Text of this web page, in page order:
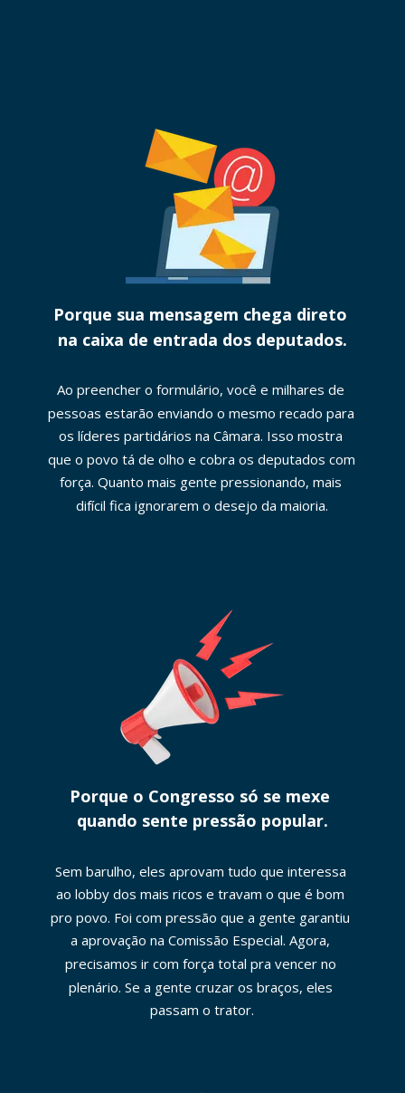
Porque sua mensagem chega direto
na caixa de entrada dos deputados.
Ao preencher o formulário, você e milhares de
pessoas estarão enviando o mesmo recado para
os líderes partidários na Câmara. Isso mostra
que o povo tá de olho e cobra os deputados com
força. Quanto mais gente pressionando, mais
difícil fica ignorarem o desejo da maioria.
Porque o Congresso só se mexe
quando sente pressão popular.
Sem barulho, eles aprovam tudo que interessa
ao lobby dos mais ricos e travam o que é bom
pro povo. Foi com pressão que a gente garantiu
a aprovação na Comissão Especial. Agora,
precisamos ir com força total pra vencer no
plenário. Se a gente cruzar os braços, eles
passam o trator.